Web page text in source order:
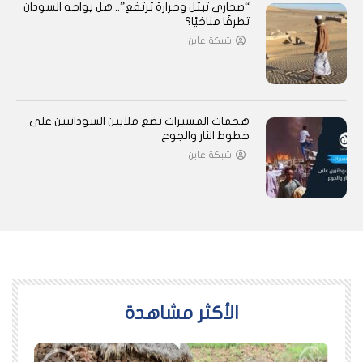
“صحارى تبتل وحرارة ترتفع”.. هل يواجه السودان
تطرفًا مناخيًا؟
شبكة عاين
هجمات المسيرات تضع ملايين السودانيين على
خطوط النار والجوع
شبكة عاين
اﻷكثر مشاهدة